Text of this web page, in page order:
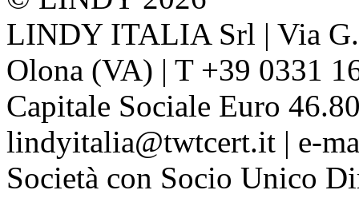
LINDY ITALIA Srl | Via
Olona (VA) | T +39 0331
Capitale Sociale Euro
lindyitalia@twtcert.it | e-
Società con Socio Unico